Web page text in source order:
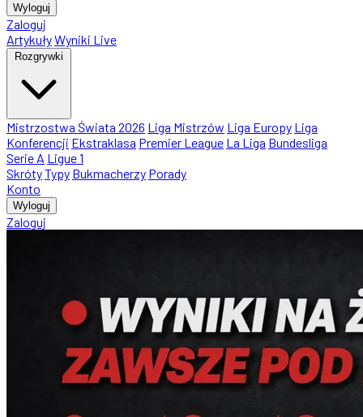
Wyloguj
Zaloguj
ArtykułyWyniki Live
Rozgrywki
Mistrzostwa Świata 2026 Liga Mistrzów Liga Europy Liga
Konferencji Ekstraklasa Premier League La Liga Bundesliga
Serie A Ligue 1
SkrótyTypy Bukmacherzy Porady
Konto
Wyloguj
Zaloguj